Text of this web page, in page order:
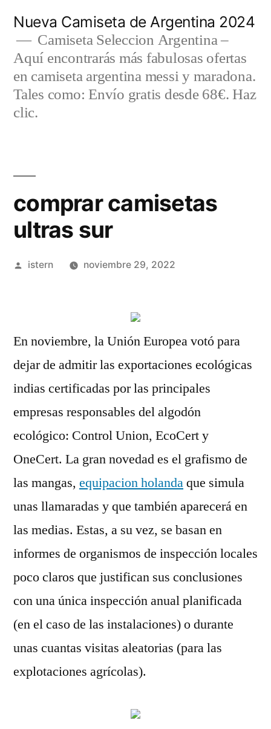
contenido
Nueva Camiseta de Argentina 2024
Camiseta Seleccion Argentina –
Aquí encontrarás más fabulosas ofertas
en camiseta argentina messi y maradona.
Tales como: Envío gratis desde 68€. Haz
clic.
comprar camisetas
ultras sur
Publicado
istern noviembre 29, 2022
En noviembre, la Unión Europea votó para
dejar de admitir las exportaciones ecológicas
indias certificadas por las principales
empresas responsables del algodón
ecológico: Control Union, EcoCert y
OneCert. La gran novedad es el grafismo de
las mangas, equipacion holandaque simula
unas llamaradas y que también aparecerá en
las medias. Estas, a su vez, se basan en
informes de organismos de inspección locales
poco claros que justifican sus conclusiones
con una única inspección anual planificada
(en el caso de las instalaciones) o durante
unas cuantas visitas aleatorias (para las
explotaciones agrícolas).